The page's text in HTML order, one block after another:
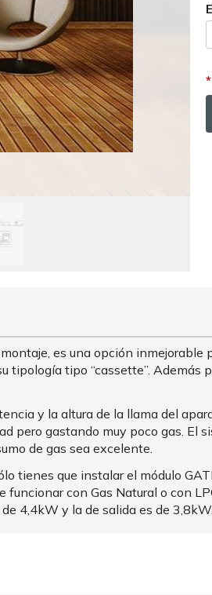
es una opción
tipo “cassette”.
y la altura de la llama del
gastando muy poco gas. El
de gas sea excelente.
tienes que instalar el módulo
con Gas Natural o con
4,4kW y la de salida es de 3,8kW.